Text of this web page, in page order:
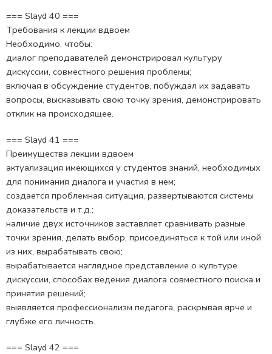
=== Slayd 40 ===
Требования к лекции вдвоем
Необходимо, чтобы:
диалог преподавателей демонстрировал культуру
дискуссии, совместного решения проблемы;
включая в обсуждение студентов, побуждал их задавать
вопросы, высказывать свою точку зрения, демонстрировать
отклик на происходящее.
=== Slayd 41 ===
Преимущества лекции вдвоем
актуализация имеющихся у студентов знаний, необходимых
для понимания диалога и участия в нем;
создается проблемная ситуация, развертываются системы
доказательств и т.д.;
наличие двух источников заставляет сравнивать разные
точки зрения, делать выбор, присоединяться к той или иной
из них, вырабатывать свою;
вырабатывается наглядное представление о культуре
дискуссии, способах ведения диалога совместного поиска и
принятия решений;
выявляется профессионализм педагога, раскрывая ярче и
глубже его личность.
=== Slayd 42 ===